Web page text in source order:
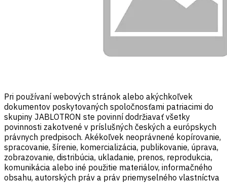
Pri používaní webových stránok alebo akýchkoľvek
dokumentov poskytovaných spoločnosťami patriacimi do
skupiny JABLOTRON ste povinní dodržiavať všetky
povinnosti zakotvené v príslušných českých a európskych
právnych predpisoch. Akékoľvek neoprávnené kopírovanie,
spracovanie, šírenie, komercializácia, publikovanie, úprava,
zobrazovanie, distribúcia, ukladanie, prenos, reprodukcia,
komunikácia alebo iné použitie materiálov, informačného
obsahu, autorských práv a práv priemyselného vlastníctva